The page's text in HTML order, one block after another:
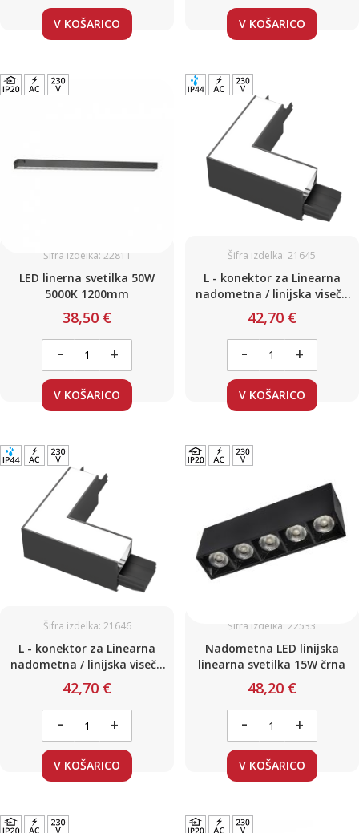
V KOŠARICO V KOŠARICO
Šifra izdelka: 22811
LED linerna svetilka 50W
5000K 1200mm
38,50 €
- +
V KOŠARICO
Šifra izdelka: 21645
L - konektor za Linearna
nadometna / linijska viseča
svetila / črna / 8W / 800lm /
3000K
42,70 €
- +
V KOŠARICO
Šifra izdelka: 21646
L - konektor za Linearna
nadometna / linijska viseča
svetila / črna / 8W / 800lm /
4000K
42,70 €
- +
V KOŠARICO
Šifra izdelka: 22533
Nadometna LED linijska
linearna svetilka 15W črna
48,20 €
- +
V KOŠARICO